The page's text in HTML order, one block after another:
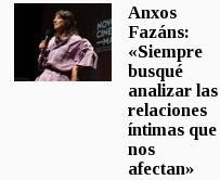
Anxos
Fazáns:
«Siempre
busqué
analizar las
relaciones
íntimas que
nos
afectan»